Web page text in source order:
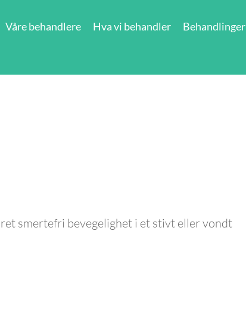
Våre behandlere Hva vi behandler Behandlinger
smertefri bevegelighet i et stivt eller vondt